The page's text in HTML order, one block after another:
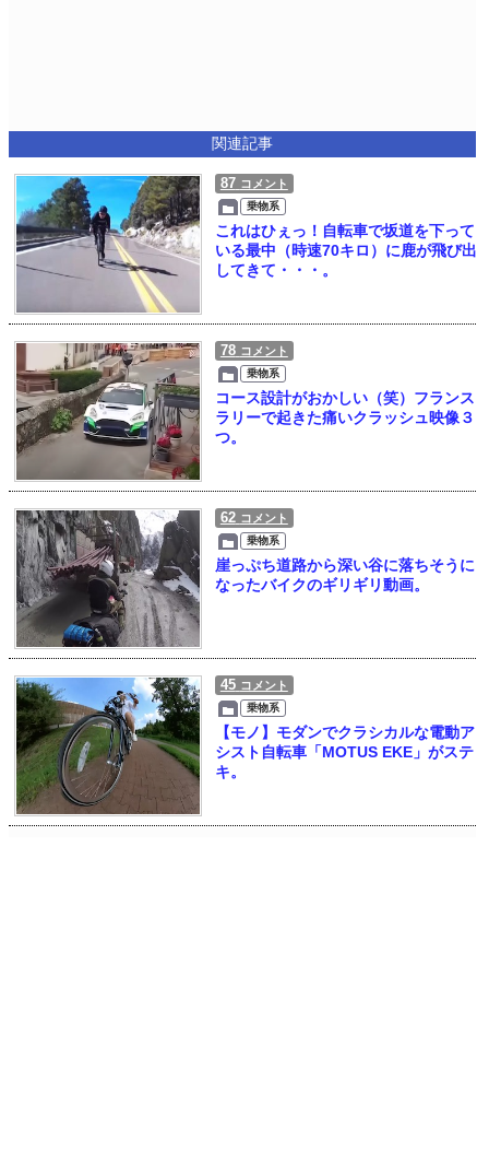
関連記事
87 コメント
乗物系
これはひぇっ！自転車で坂道を下って
いる最中（時速70キロ）に鹿が飛び出
してきて・・・。
78 コメント
乗物系
コース設計がおかしい（笑）フランス
ラリーで起きた痛いクラッシュ映像３
つ。
62 コメント
乗物系
崖っぷち道路から深い谷に落ちそうに
なったバイクのギリギリ動画。
45 コメント
乗物系
【モノ】モダンでクラシカルな電動ア
シスト自転車「MOTUS EKE」がステ
キ。